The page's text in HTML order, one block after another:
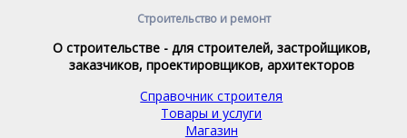
Строительство и ремонт
О строительстве - для строителей, застройщиков,
заказчиков, проектировщиков, архитекторов
Справочник строителя
Товары и услуги
Магазин